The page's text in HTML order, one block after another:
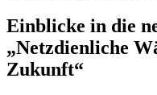
Einblicke in die
„Netzdienliche
Zukunft“